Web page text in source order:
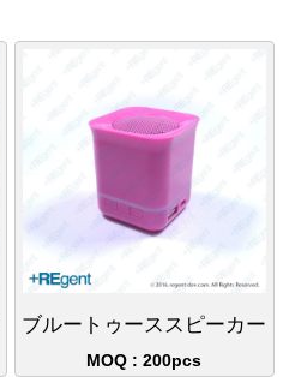
ブルートゥーススピーカー
MOQ : 200pcs